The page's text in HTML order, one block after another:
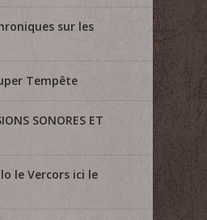
sur les
Tempête
SONORES ET
le Vercors ici le